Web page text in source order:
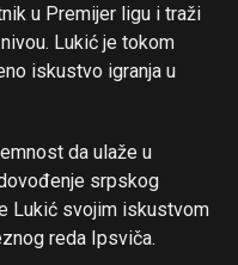
u Premijer ligu i traži
Lukić je tokom
iskustvo igranja u
da ulaže u
srpskog
Lukić svojim iskustvom
reda Ipsviča.